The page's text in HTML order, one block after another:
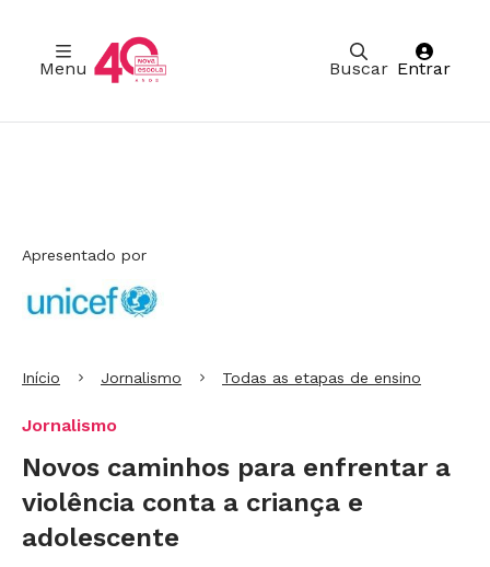
Buscar
Menu Entrar
Apresentado por
Início Jornalismo Todas as etapas de ensino
Jornalismo
Novos caminhos para enfrentar a
violência conta a criança e
adolescente